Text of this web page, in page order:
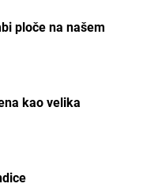
ploče na našem
kao velika